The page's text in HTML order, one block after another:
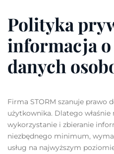
Polityka
informacja
danych
Firma STORM szanuje prawo
użytkownika. Dlatego właśnie
wykorzystanie i zbieranie
niezbędnego minimum,
usług na najwyższym